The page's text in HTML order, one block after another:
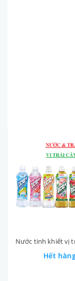
Hết